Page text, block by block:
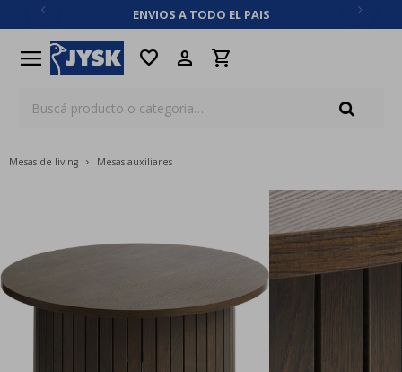
ENVIOS A TODO EL PAIS
menu favorite
Mesas de living Mesas auxiliares
close